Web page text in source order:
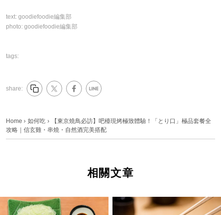
text: goodiefoodie編集部
photo: goodiefoodie編集部
tags:
share:
Home › 如何吃 ›
【東京燒鳥必訪】吧檯現烤極致體驗！「とり口」極品套餐全
攻略｜信玄雞・串燒・自然酒完美搭配
相關文章